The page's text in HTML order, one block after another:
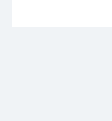
в лагере в